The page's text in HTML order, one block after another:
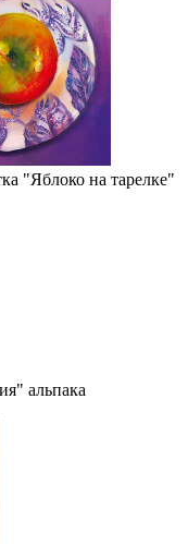
"Яблоко на тарелке"
альпака